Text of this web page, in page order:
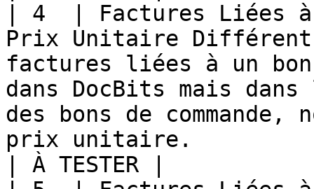
| 4  | Factures Liées à
Prix Unitaire
factures liées à un bon
dans DocBits mais dans
des bons de
prix unitaire.
| À TESTER |